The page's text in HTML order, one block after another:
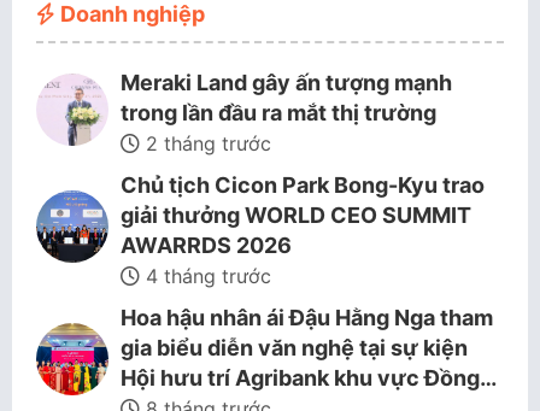
Doanh nghiệp
Meraki Land gây ấn tượng mạnh
trong lần đầu ra mắt thị trường
2 tháng trước
Chủ tịch Cicon Park Bong-Kyu trao
giải thưởng WORLD CEO SUMMIT
AWARRDS 2026
4 tháng trước
Hoa hậu nhân ái Đậu Hằng Nga tham
gia biểu diễn văn nghệ tại sự kiện
Hội hưu trí Agribank khu vực Đồng…